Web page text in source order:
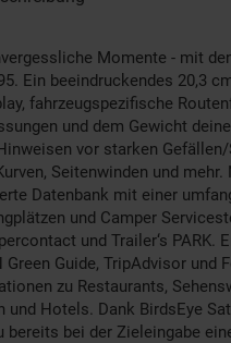
Momente - mit
Ein beeindruckendes 20,3
fahrzeugspezifische
und dem Gewicht
vor starken Gefällen/
Seitenwinden und mehr.
Datenbank mit einer
und Camper
und Trailer‘s PARK.
Green Guide, TripAdvisor und
zu Restaurants,
und Hotels. Dank BirdsEye
bereits bei der Zieleingabe